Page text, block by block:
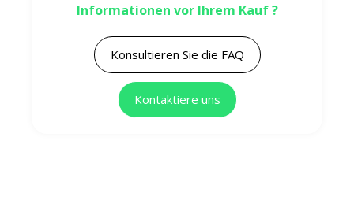
Informationen vor Ihrem Kauf ?
Konsultieren Sie die FAQ
Kontaktiere uns